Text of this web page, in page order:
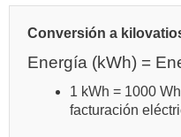
Conversión a
Energía (kWh) =
1 kWh = 1000
facturación